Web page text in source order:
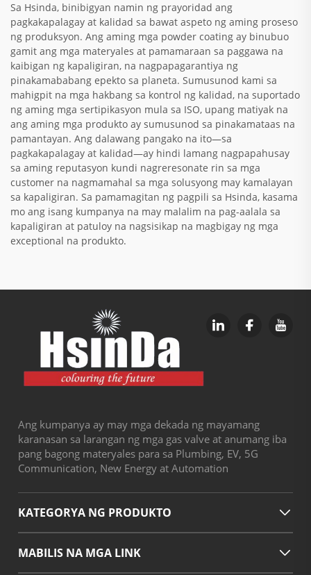
Sa Hsinda, binibigyan namin ng prayoridad ang
pagkakapalagay at kalidad sa bawat aspeto ng aming proseso
ng produksyon. Ang aming mga powder coating ay binubuo
gamit ang mga materyales at pamamaraan sa paggawa na
kaibigan ng kapaligiran, na nagpapagarantiya ng
pinakamababang epekto sa planeta. Sumusunod kami sa
mahigpit na mga hakbang sa kontrol ng kalidad, na suportado
ng aming mga sertipikasyon mula sa ISO, upang matiyak na
ang aming mga produkto ay sumusunod sa pinakamataas na
pamantayan. Ang dalawang pangako na ito—sa
pagkakapalagay at kalidad—ay hindi lamang nagpapahusay
sa aming reputasyon kundi nagreresonate rin sa mga
customer na nagmamahal sa mga solusyong may kamalayan
sa kapaligiran. Sa pamamagitan ng pagpili sa Hsinda, kasama
mo ang isang kumpanya na may malalim na pag-aalala sa
kapaligiran at patuloy na nagsisikap na magbigay ng mga
exceptional na produkto.
Ang kumpanya ay may mga dekada ng mayamang
karanasan sa larangan ng mga gas valve at anumang iba
pang bagong materyales para sa Plumbing, EV, 5G
Communication, New Energy at Automation
KATEGORYA NG PRODUKTO
MABILIS NA MGA LINK